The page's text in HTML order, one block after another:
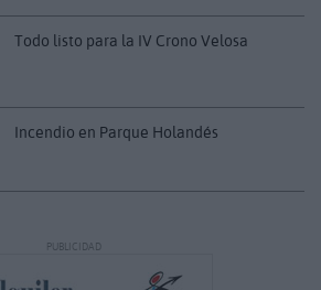
Todo listo para la IV Crono Velosa
Incendio en Parque Holandés
PUBLICIDAD